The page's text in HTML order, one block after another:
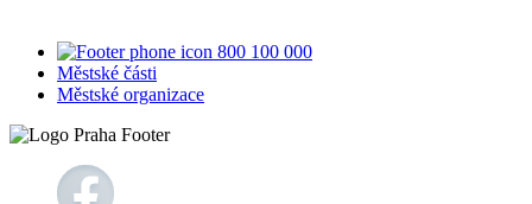
800 100 000
Městské části
Městské organizace